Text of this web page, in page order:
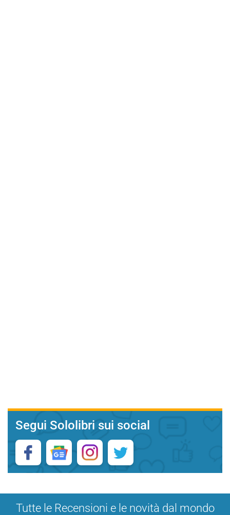
Segui Sololibri sui social
Tutte le Recensioni e le novità dal mondo